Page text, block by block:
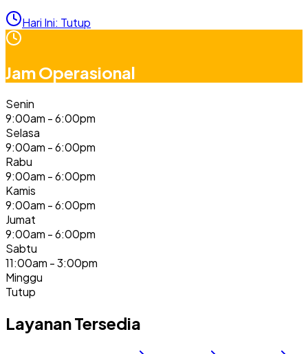
Hari Ini: Tutup
Jam Operasional
Senin
9:00am - 6:00pm
Selasa
9:00am - 6:00pm
Rabu
9:00am - 6:00pm
Kamis
9:00am - 6:00pm
Jumat
9:00am - 6:00pm
Sabtu
11:00am - 3:00pm
Minggu
Tutup
Layanan Tersedia